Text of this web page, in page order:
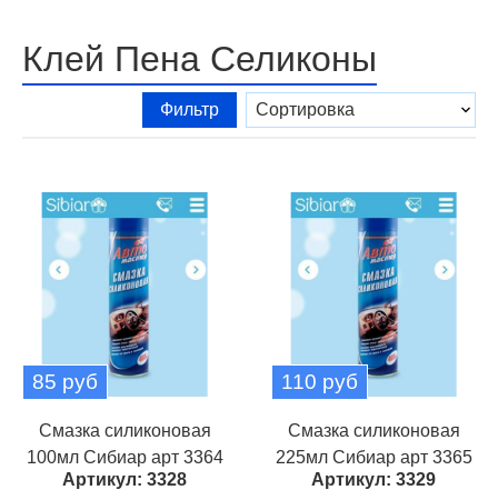
Клей Пена Селиконы
Фильтр
85 руб
Смазка силиконовая
100мл Сибиар арт 3364
Артикул: 3328
110 руб
Смазка силиконовая
225мл Сибиар арт 3365
Артикул: 3329